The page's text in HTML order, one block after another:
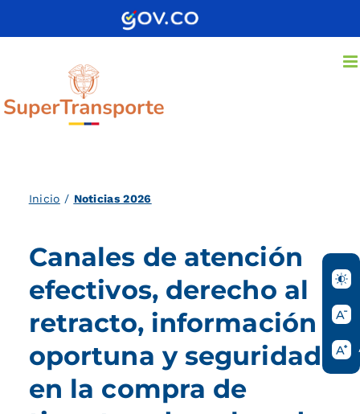
Inicio / Noticias 2026
Canales de atención
efectivos, derecho al
retracto, información
oportuna y seguridad
en la compra de